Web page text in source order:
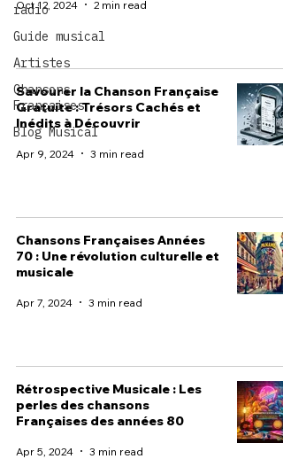
radio
Guide musical
Artistes
Chansons
Françaises
Blog Musical
Oct 12, 2024 2 min read
Savourer la Chanson Française
Gratuite : Trésors Cachés et
Inédits à Découvrir
Apr 9, 2024 3 min read
Chansons Françaises Années
70 : Une révolution culturelle et
musicale
Apr 7, 2024 3 min read
Rétrospective Musicale : Les
perles des chansons
Françaises des années 80
Apr 5, 2024 3 min read